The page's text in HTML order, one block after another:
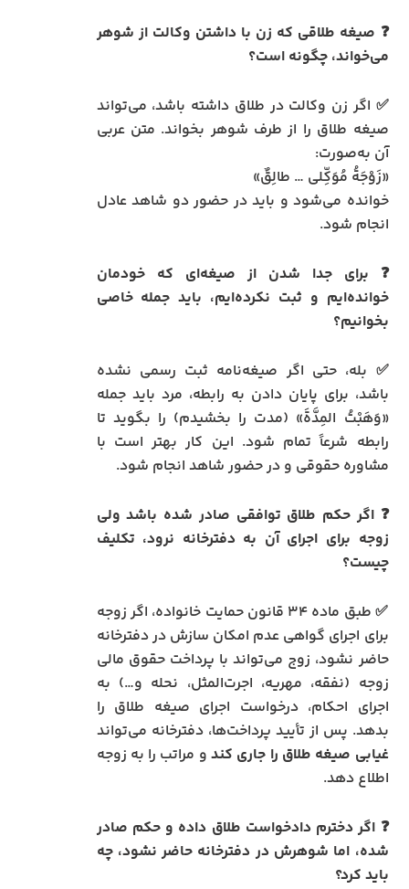
❓ صیغه طلاقی که زن با داشتن وکالت از شوهر
می‌خواند، چگونه است؟
✅ اگر زن وکالت در طلاق داشته باشد، می‌تواند
صیغه طلاق را از طرف شوهر بخواند. متن عربی
آن به‌صورت:
«زَوْجَةُ مُوَکِّلی … طالِقٌ»
خوانده می‌شود و باید در حضور دو شاهد عادل
انجام شود.
❓ برای جدا شدن از صیغه‌ای که خودمان
خوانده‌ایم و ثبت نکرده‌ایم، باید جمله خاصی
بخوانیم؟
✅ بله، حتی اگر صیغه‌نامه ثبت رسمی نشده
باشد، برای پایان دادن به رابطه، مرد باید جمله
«وَهَبْتُ المِدَّةَ» (مدت را بخشیدم) را بگوید تا
رابطه شرعاً تمام شود. این کار بهتر است با
مشاوره حقوقی و در حضور شاهد انجام شود.
❓ اگر حکم طلاق توافقی صادر شده باشد ولی
زوجه برای اجرای آن به دفترخانه نرود، تکلیف
چیست؟
✅ طبق ماده ۳۴ قانون حمایت خانواده، اگر زوجه
برای اجرای گواهی عدم امکان سازش در دفترخانه
حاضر نشود، زوج می‌تواند با پرداخت حقوق مالی
زوجه (نفقه، مهریه، اجرت‌المثل، نحله و…) به
اجرای احکام، درخواست اجرای صیغه طلاق را
بدهد. پس از تأیید پرداخت‌ها، دفترخانه می‌تواند
غیابی صیغه طلاق را جاری کندو مراتب را به زوجه
اطلاع دهد.
❓ اگر دخترم دادخواست طلاق داده و حکم صادر
شده، اما شوهرش در دفترخانه حاضر نشود، چه
باید کرد؟